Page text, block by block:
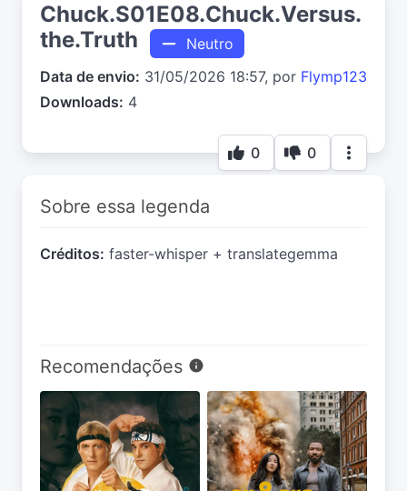
Chuck.S01E08.Chuck.Versus.
the.Truth
Neutro
Data de envio: 31/05/2026 18:57, por Flymp123
Downloads: 4
0 0
Sobre essa legenda
Créditos: faster-whisper + translategemma
Recomendações